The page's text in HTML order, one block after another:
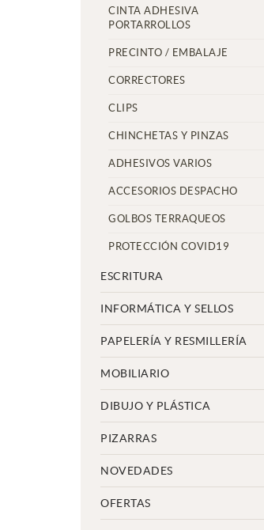
CINTA ADHESIVA
PORTARROLLOS
PRECINTO / EMBALAJE
CORRECTORES
CLIPS
CHINCHETAS Y PINZAS
ADHESIVOS VARIOS
ACCESORIOS DESPACHO
GOLBOS TERRAQUEOS
PROTECCIÓN COVID19
ESCRITURA
INFORMÁTICA Y SELLOS
PAPELERÍA Y RESMILLERÍA
MOBILIARIO
DIBUJO Y PLÁSTICA
PIZARRAS
NOVEDADES
OFERTAS